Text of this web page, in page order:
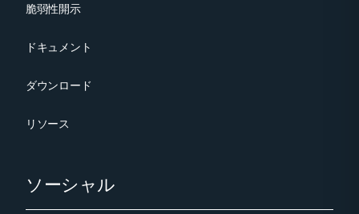
脆弱性開示
ドキュメント
ダウンロード
リソース
ソーシャル